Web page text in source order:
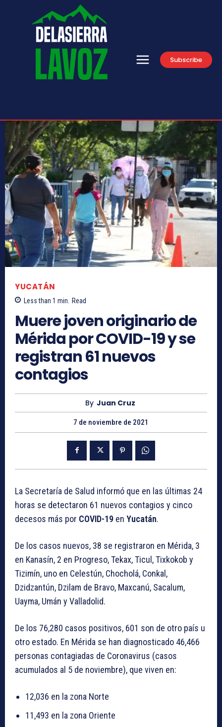
Subscribe
YUCATÁN
Less than 1 min. Read
Muere joven originario de
Mérida por COVID-19 y se
registran 61 nuevos
contagios
By Juan Cruz
7 de noviembre de 2021
La Secretaría de Salud informó que en las últimas 24
horas se detectaron 61 nuevos contagios y cinco
decesos más por COVID-19 en Yucatán.
De los casos nuevos, 38 se registraron en Mérida, 3
en Kanasín, 2 en Progreso, Tekax, Ticul, Tixkokob y
Tizimín, uno en Celestún, Chocholá, Conkal,
Dzidzantún, Dzilam de Bravo, Maxcanú, Sacalum,
Uayma, Umán y Valladolid.
De los 76,280 casos positivos, 601 son de otro país u
otro estado. En Mérida se han diagnosticado 46,466
personas contagiadas de Coronavirus (casos
acumulados al 5 de noviembre), que viven en:
12,036 en la zona Norte
11,493 en la zona Oriente